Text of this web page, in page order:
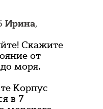
Ирина,
Скажите
от
моря.
Корпус
в 7